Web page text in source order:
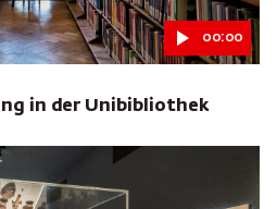
00:00
in der Unibibliothek